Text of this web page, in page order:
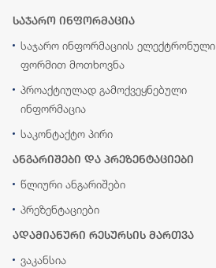
საჯარო ინფორმაცია
საჯარო ინფორმაციის ელექტრონული
ფორმით მოთხოვნა
პროაქტიულად გამოქვეყნებული
ინფორმაცია
საკონტაქტო პირი
ანგარიშები და პრეზენტაციები
წლიური ანგარიშები
პრეზენტაციები
ადამიანური რესურსის მართვა
ვაკანსია